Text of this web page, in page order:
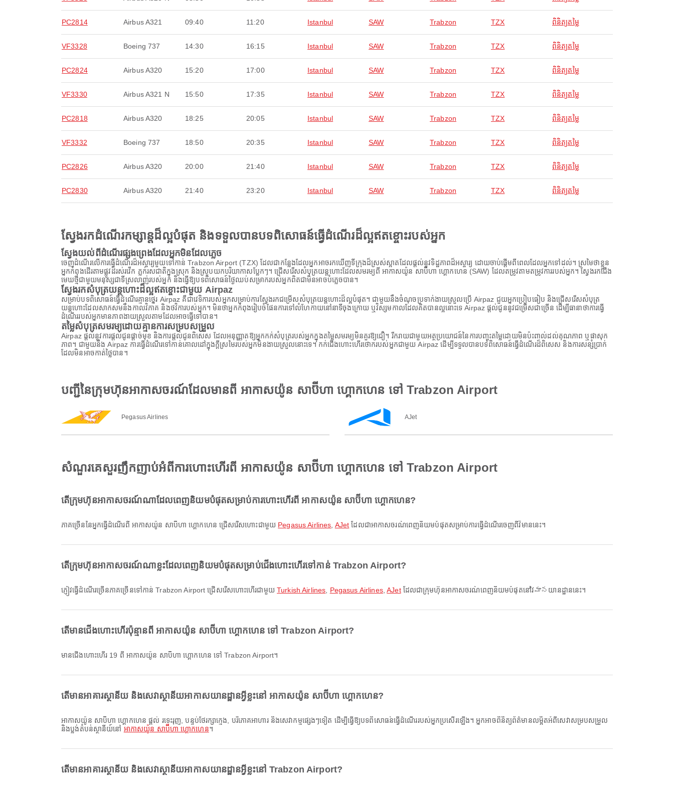
PC2814 Airbus A321 09:40 11:20 Istanbul SAW Trabzon TZX ពិនិត្យតម្លៃ
VF3328 Boeing 737 14:30 16:15 Istanbul SAW Trabzon TZX ពិនិត្យតម្លៃ
PC2824 Airbus A320 15:20 17:00 Istanbul SAW Trabzon TZX ពិនិត្យតម្លៃ
VF3330 Airbus A321 N 15:50 17:35 Istanbul SAW Trabzon TZX ពិនិត្យតម្លៃ
PC2818 Airbus A320 18:25 20:05 Istanbul SAW Trabzon TZX ពិនិត្យតម្លៃ
VF3332 Boeing 737 18:50 20:35 Istanbul SAW Trabzon TZX ពិនិត្យតម្លៃ
PC2826 Airbus A320 20:00 21:40 Istanbul SAW Trabzon TZX ពិនិត្យតម្លៃ
PC2830 Airbus A320 21:40 23:20 Istanbul SAW Trabzon TZX ពិនិត្យតម្លៃ
ស្វែងរកដំណើរកម្សាន្តដ៏ល្អបំផុត និងទទួលបានបទពិសោធន៍ធ្វើដំណើរដ៏ល្អឥតខ្ចោះរបស់អ្នក
ស្វែងយល់ពីដំណើរផ្សងព្រេងដែលអ្នកមិនដែលភ្លេច
ចេញដំណើរលើការធ្វើដំណើរដ៏អស្ចារ្យមួយទៅកាន់ Trabzon Airport (TZX) ដែលជាកន្លែងដែលអ្នកអាចរកឃើញទីក្រុងដ៏ស្រស់ស្អាតដែលផ្តល់នូវទិដ្ឋភាពដ៏អស្ចារ្យ ដោយចាប់ផ្តើមពីពេលដែលអ្នកទៅដល់។ ស្រមៃថាខ្លួន
អ្នកកំពុងដើរតាមផ្លូវដ៏រស់រវើក ភ្លក់រសជាតិក្នុងស្រុក និងស្រូបយកបរិយាកាសប្លែកៗ។ ជ្រើសរើសសំបុត្រយន្តហោះដែលសមរម្យពី អាកាសយ៉ូន សាប៊ីហា ហ្គោកហេន (SAW) ដែលតម្រូវតាមតម្រូវការរបស់អ្នក។ ស្វែងរកជើង
មេឃថ្មីជាមួយមនុស្សជាទីស្រលាញ់របស់អ្នក និងធ្វើឱ្យបទពិសោធន៍ថ្ងៃឈប់សម្រាករបស់អ្នកពិតជាមិនអាចបំភ្លេចបាន។
ស្វែងរកសំបុត្រយន្តហោះដ៏ល្អឥតខ្ចោះជាមួយ Airpaz
សម្រាប់បទពិសោធន៍ធ្វើដំណើរគ្មានថ្នេរ Airpaz គឺជាវេទិការបស់អ្នកសម្រាប់ការស្វែងរកជម្រើសសំបុត្រយន្តហោះដ៏ល្អបំផុត។ ជាមួយនឹងចំណុចប្រទាក់ងាយស្រួលប្រើ Airpaz ជួយអ្នកប្រៀបធៀប និងជ្រើសរើសសំបុត្រ
យន្តហោះដែលសាកសមនឹងកាលវិភាគ និងថវិការបស់អ្នក។ មិនថាអ្នកកំពុងរៀបចំផែនការទៅលំហែកាយនៅនាទីចុងក្រោយ ឬវិស្សមកាលដែលគិតបានល្អនោះទេ Airpaz ផ្តល់ជូននូវជម្រើសជាច្រើន ដើម្បីធានាថាការធ្វើ
ដំណើររបស់អ្នកមានភាពងាយស្រួលតាមដែលអាចធ្វើទៅបាន។
តម្លៃសំបុត្រសមរម្យដោយគ្មានការសម្របសម្រួល
Airpaz ផ្តល់នូវការផ្តល់ជូនផ្តាច់មុខ និងការផ្តល់ជូនពិសេស ដែលអនុញ្ញាតឱ្យអ្នកកក់សំបុត្ររបស់អ្នកក្នុងតម្លៃសមរម្យមិនគួរឱ្យជឿ។ រីករាយជាមួយអត្ថប្រយោជន៍នៃការបញ្ចុះតម្លៃដោយមិនប៉ះពាល់ដល់គុណភាព ឬផាសុក
ភាព។ ជាមួយនឹង Airpaz ការធ្វើដំណើរទៅកាន់គោលដៅក្នុងក្តីស្រមៃរបស់អ្នកមិនងាយស្រួលនោះទេ។ កក់ជើងហោះហើរថោករបស់អ្នកជាមួយ Airpaz ដើម្បីទទួលបានបទពិសោធន៍ធ្វើដំណើរដ៏ពិសេស និងការសន្សំប្រាក់
ដែលមិនអាចកាត់ថ្លៃបាន។
បញ្ជីនៃក្រុមហ៊ុនអាកាសចរណ៍ដែលមានពី អាកាសយ៉ូន សាប៊ីហា ហ្គោកហេន ទៅ Trabzon Airport
Pegasus Airlines AJet
សំណួរគេសួរញឹកញាប់អំពីការហោះហើរពី អាកាសយ៉ូន សាប៊ីហា ហ្គោកហេន ទៅ Trabzon Airport
តើក្រុមហ៊ុនអាកាសចរណ៍ណាដែលពេញនិយមបំផុតសម្រាប់ការហោះហើរពី អាកាសយ៉ូន សាប៊ីហា ហ្គោកហេន?
ភាគច្រើននៃអ្នកធ្វើដំណើរពី អាកាសយ៉ូន សាប៊ីហា ហ្គោកហេន ជ្រើសរើសហោះជាមួយ Pegasus Airlines AJet ដែលជាអាកាសចរណ៍ពេញនិយមបំផុតសម្រាប់ការធ្វើដំណើរចេញពីវិមាននេះ។
តើក្រុមហ៊ុនអាកាសចរណ៍ណាខ្លះដែលពេញនិយមបំផុតសម្រាប់ជើងហោះហើរទៅកាន់ Trabzon Airport?
ភ្ញៀវធ្វើដំណើរច្រើនភាគច្រើនទៅកាន់ Trabzon Airport ជ្រើសរើសហោះហើរជាមួយTurkish Airlines Pegasus Airlines,AJetដែលជាក្រុមហ៊ុនអាកាសចរណ៍ពេញនិយមបំផុតនៅវిమానយានដ្ឋាននេះ។
តើមានជើងហោះហើរប៉ុន្មានពី អាកាសយ៉ូន សាប៊ីហា ហ្គោកហេន ទៅ Trabzon Airport?
មានជើងហោះហើរ 19 ពី អាកាសយ៉ូន សាប៊ីហា ហ្គោកហេន ទៅ Trabzon Airport។
តើមានអាគារស្ថានីយ និងសេវាស្ថានីយអាកាសយានដ្ឋានអ្វីខ្លះនៅ អាកាសយ៉ូន សាប៊ីហា ហ្គោកហេន?
អាកាសយ៉ូន សាប៊ីហា ហ្គោកហេន ផ្តល់ រទេះរុញ, បន្ទប់ថែរក្សាក្មេង, បរិភោគអាហារ និងសេវាកម្មផ្សេងៗទៀត ដើម្បីធ្វើឱ្យបទពិសោធន៍ធ្វើដំណើររបស់អ្នកប្រសើរឡើង។ អ្នកអាចពិនិត្យព័ត៌មានលម្អិតអំពីសេវាសម្របសម្រួល
និងប្លង់តំបន់ស្ថានីយ៍នៅ អាកាសយ៉ូន សាប៊ីហា ហ្គោកហេន។
តើមានអាគារស្ថានីយ និងសេវាស្ថានីយអាកាសយានដ្ឋានអ្វីខ្លះនៅ Trabzon Airport?